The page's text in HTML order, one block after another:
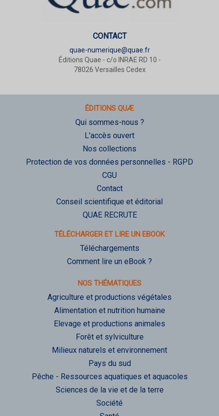
CONTACT
quae-numerique@quae.fr
Éditions Quae - c/o INRAE RD 10 -
78026 Versailles Cedex
ÉDITIONS QUÆ
Qui sommes-nous ?
L'accès ouvert
Nos collections
Protection de vos données personnelles - RGPD
CGU
Contact
Conseil scientifique et éditorial
QUAE RECRUTE
TÉLÉCHARGER ET LIRE UN EBOOK
Téléchargements
Comment lire un eBook ?
NOS THÉMATIQUES
Agriculture et productions végétales
Alimentation et nutrition humaine
Elevage et productions animales
Forêt et sylviculture
Milieux naturels et environnement
Pays du sud
Pêche - Ressources aquatiques et aquacoles
Sciences de la vie et de la terre
Société